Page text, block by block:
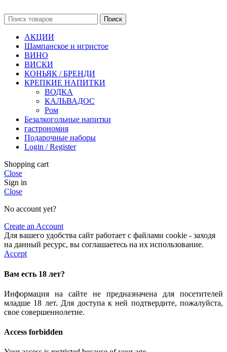
Поиск
АКЦИИ
Шампанское и игристое
ВИНО
ВИСКИ
КОНЬЯК / БРЕНДИ
КРЕПКИЕ НАПИТКИ
ВОДКА
КАЛЬВАДОС
Ром
Безалкогольные напитки
гастрономия
Подарочные наборы
Login / Register
Shopping cart
Close
Sign in
Close
No account yet?
Create an Account
Для вашего удобства сайт работает с файлами cookie - заходя
на данный ресурс, вы соглашаетесь на их использование.
Accept
Вам есть 18 лет?
Информация на сайте не предназначена для посетителей
младше 18 лет. Для доступа к ней подтвердите, пожалуйста,
свое совершеннолетие.
Access forbidden